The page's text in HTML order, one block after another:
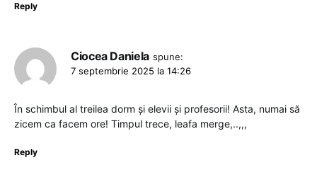
Reply
Ciocea Daniela spune:
7 septembrie 2025 la 14:26
În schimbul al treilea dorm și elevii și profesorii! Asta, numai să
zicem ca facem ore! Timpul trece, leafa merge,..,,,
Reply